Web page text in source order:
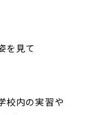
を見て
校内の実習や